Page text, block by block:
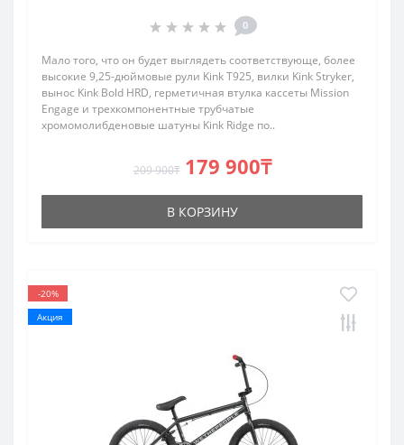
0
Мало того, что он будет выглядеть соответствующе, более
высокие 9,25-дюймовые рули Kink T925, вилки Kink Stryker,
вынос Kink Bold HRD, герметичная втулка кассеты Mission
Engage и трехкомпонентные трубчатые
хромомолибденовые шатуны Kink Ridge по..
209 900₸ 179 900₸
В КОРЗИНУ
-20%
Акция